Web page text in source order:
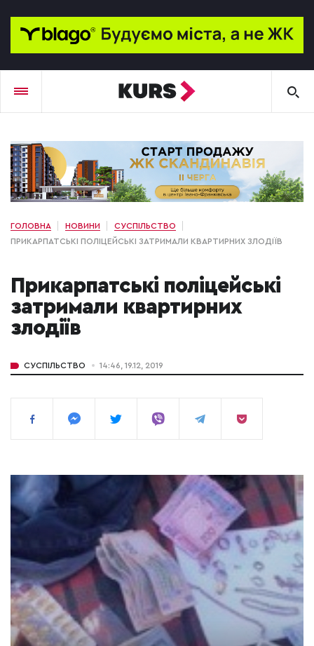
ГОЛОВНА НОВИНИ
СУСПІЛЬСТВО
ПРИКАРПАТСЬКІ ПОЛІЦЕЙСЬКІ ЗАТРИМАЛИ КВАРТИРНИХ ЗЛОДІЇВ
Прикарпатські поліцейські
затримали квартирних
злодіїв
СУСПІЛЬСТВО 14:46, 19.12, 2019